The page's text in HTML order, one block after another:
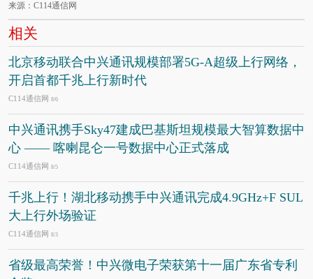
来源：C114通信网
相关
北京移动联合中兴通讯规模部署5G-A超级上行网络，
开启首都千兆上行新时代
C114通信网 8/6
中兴通讯携手Sky47建成巴基斯坦规模最大智算数据中
心 —— 喀喇昆仑一号数据中心正式落成
C114通信网 8/5
千兆上行！湖北移动携手中兴通讯完成4.9GHz+F SUL
大上行外场验证
C114通信网 8/3
省级最高荣誉！中兴微电子荣获第十一届广东省专利